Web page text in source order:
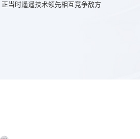
当时遥遥技术领先相互竞争敌方